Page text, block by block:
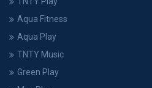
Aqua Fitness
Aqua Play
TNTY Music
Green Play